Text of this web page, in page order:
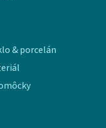
& porcelán